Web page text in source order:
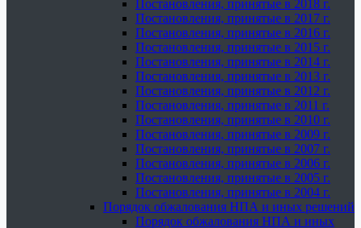
Постановления, принятые в 2018 г.
Постановления, принятые в 2017 г.
Постановления, принятые в 2016 г.
Постановления, принятые в 2015 г.
Постановления, принятые в 2014 г.
Постановления, принятые в 2013 г.
Постановления, принятые в 2012 г.
Постановления, принятые в 2011 г.
Постановления, принятые в 2010 г.
Постановления, принятые в 2009 г.
Постановления, принятые в 2007 г.
Постановления, принятые в 2006 г.
Постановления, принятые в 2005 г.
Постановления, принятые в 2004 г.
Порядок обжалования НПА и иных решений
Порядок обжалования НПА и иных